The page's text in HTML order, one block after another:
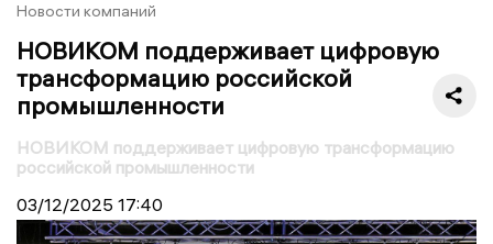
Новости компаний
НОВИКОМ поддерживает цифровую
трансформацию российской
промышленности
НОВИКОМ поддерживает цифровую трансформацию
российской промышленности
03/12/2025 17:40